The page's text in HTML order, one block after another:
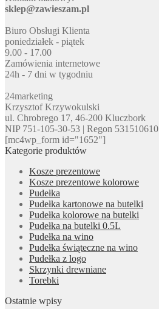
sklep@zawieszam.pl
Biuro Obsługi Klienta
poniedziałek - piątek
9.00 - 17.00
Zamówienia internetowe
24h - 7 dni w tygodniu
24marketing
Krzysztof Krzywokulski
ul. Chrobrego 17, 46-200 Kluczbork
NIP 751-105-30-53 | Regon 531510610
[mc4wp_form id="1652"]
Kategorie produktów
Kosze prezentowe
Kosze prezentowe kolorowe
Pudełka
Pudełka kartonowe na butelki
Pudełka kolorowe na butelki
Pudełka na butelki 0.5L
Pudełka na wino
Pudełka świąteczne na wino
Pudełka z logo
Skrzynki drewniane
Torebki
Ostatnie wpisy